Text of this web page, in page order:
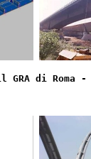
di Roma -